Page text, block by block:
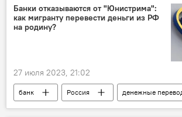
видео
эксперт Гоблин
Банки отказываются от "Юнистрима":
как мигранту перевести деньги из РФ
на родину?
27 июля 2023, 21:02
банк Россия
денежные
мигранты
деньги
Кыргызстан